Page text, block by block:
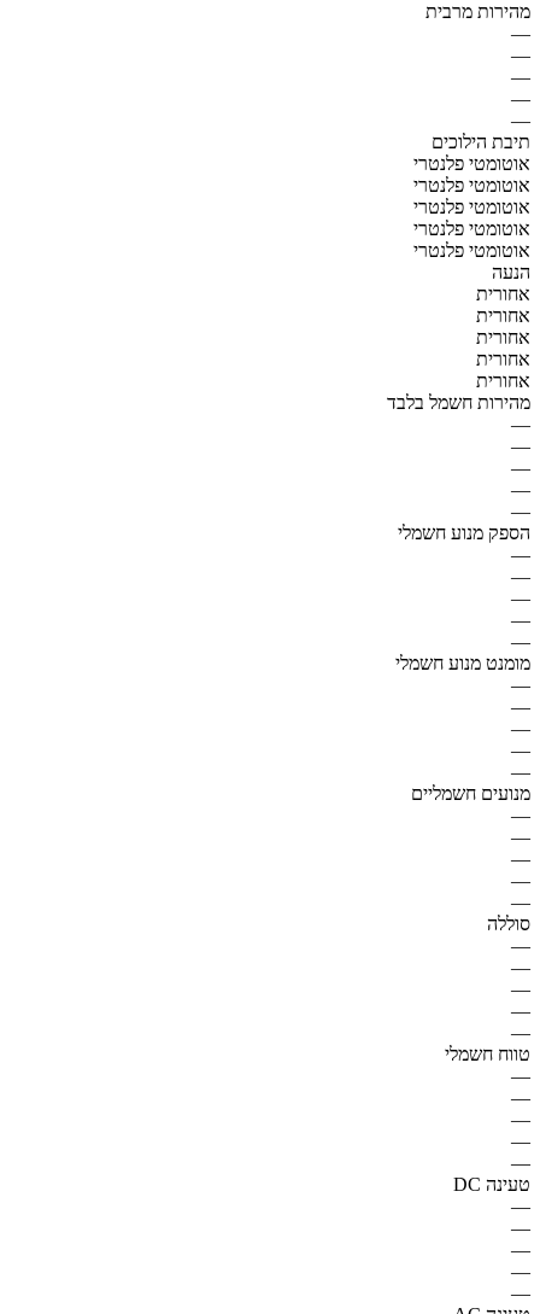
מהירות מרבית
—
—
—
—
—
תיבת הילוכים
אוטומטי פלנטרי
אוטומטי פלנטרי
אוטומטי פלנטרי
אוטומטי פלנטרי
אוטומטי פלנטרי
הנעה
אחורית
אחורית
אחורית
אחורית
אחורית
מהירות חשמל בלבד
—
—
—
—
—
הספק מנוע חשמלי
—
—
—
—
—
מומנט מנוע חשמלי
—
—
—
—
—
מנועים חשמליים
—
—
—
—
—
סוללה
—
—
—
—
—
טווח חשמלי
—
—
—
—
—
טעינה DC
—
—
—
—
—